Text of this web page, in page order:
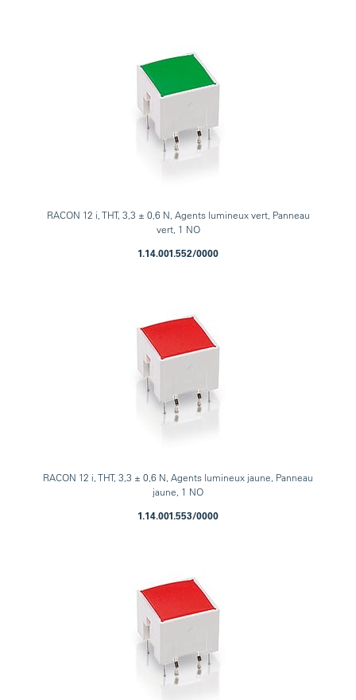
RACON 12 i, THT, 3,3 ± 0,6 N, Agents lumineux vert, Panneau
vert, 1 NO
1.14.001.552/0000
RACON 12 i, THT, 3,3 ± 0,6 N, Agents lumineux jaune, Panneau
jaune, 1 NO
1.14.001.553/0000